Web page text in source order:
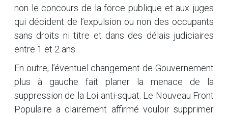
non le concours de la force publique et aux juges
qui décident de l’expulsion ou non des occupants
sans droits ni titre et dans des délais judiciaires
entre 1 et 2 ans.
En outre, l’éventuel changement de Gouvernement
plus à gauche fait planer la menace de la
suppression de la Loi anti-squat. Le Nouveau Front
Populaire a clairement affirmé vouloir supprimer